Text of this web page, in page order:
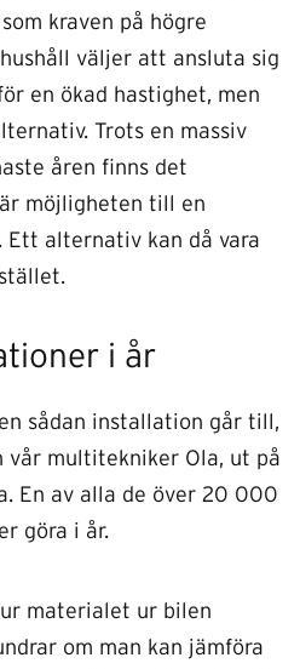
kraven på högre
väljer att ansluta sig
en ökad hastighet, men
Trots en massiv
åren finns det
möjligheten till en
Ett alternativ kan då vara
i år
sådan installation går till,
vår multitekniker Ola, ut på
En av alla de över 20 000
göra i år.
materialet ur bilen
om man kan jämföra